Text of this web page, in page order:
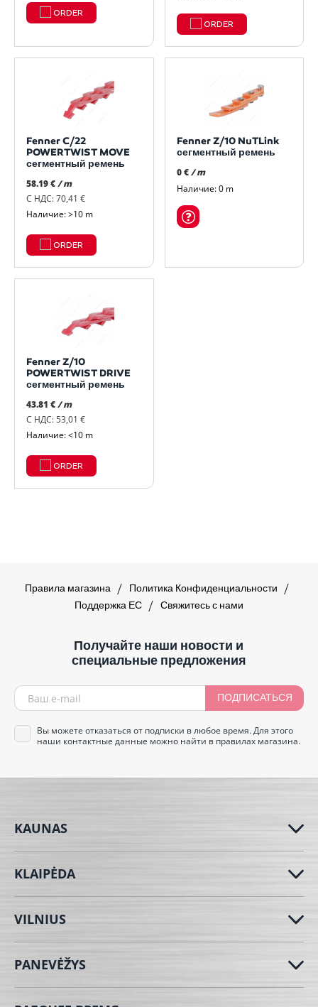
ORDER
ORDER
Fenner C/22
POWERTWIST MOVE
сегментный ремень
58.19 €/ m
С НДС: 70,41 €
Наличие: >10 m
ORDER
Fenner Z/10 NuTLink
сегментный ремень
0 € / m
Наличие: 0 m
Fenner Z/10
POWERTWIST DRIVE
сегментный ремень
43.81 €/ m
С НДС: 53,01 €
Наличие: <10 m
ORDER
Правила магазина
Политика Конфиденциальности
Поддержка ЕС
Свяжитесь с нами
Получайте наши новости и
специальные предложения
ПОДПИСАТЬСЯ
Вы можете отказаться от подписки в любое время. Для этого
наши контактные данные можно найти в правилах магазина.
KAUNAS
KLAIPĖDA
VILNIUS
PANEVĖŽYS